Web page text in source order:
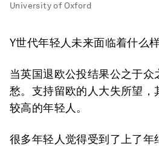
University of Oxford
Y世代年轻人未来面临着什么
当英国退欧公投结果公之于众
愁。支持留欧的人大失所望，
较高的年轻人。
很多年轻人觉得受到了上了年